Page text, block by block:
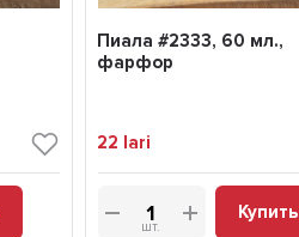
Пиала #2333, 60 мл.,
фарфор
22 lari
шт.
Купить